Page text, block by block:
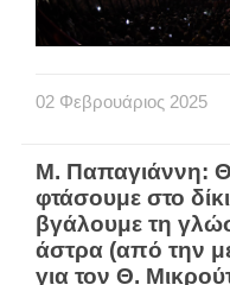
02 Φεβρουάριος 2025
Μ. Παπαγιάννη:
φτάσουμε στο
βγάλουμε τη
άστρα (από την
για τον Θ.